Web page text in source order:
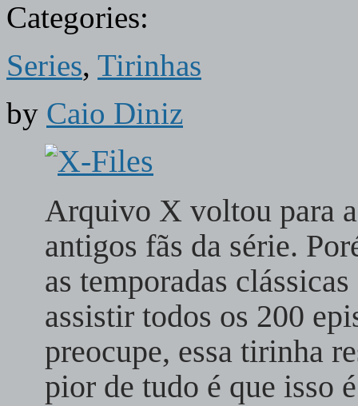
Categories:
Series, Tirinhas
by Caio Diniz
Arquivo X voltou para
antigos fãs da série.
as temporadas
assistir todos os 200
preocupe, essa tirinha
pior de tudo é que isso